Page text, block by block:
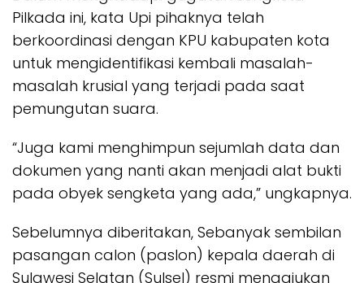
Pilkada ini, kata Upi pihaknya telah
berkoordinasi dengan KPU kabupaten kota
untuk mengidentifikasi kembali masalah-
masalah krusial yang terjadi pada saat
pemungutan suara.
“Juga kami menghimpun sejumlah data dan
dokumen yang nanti akan menjadi alat bukti
pada obyek sengketa yang ada,” ungkapnya.
Sebelumnya diberitakan, Sebanyak sembilan
pasangan calon (paslon) kepala daerah di
Sulawesi Selatan (Sulsel) resmi mengajukan